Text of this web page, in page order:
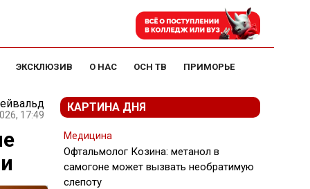
ЭКСКЛЮЗИВ О НАС ОСН ТВ ПРИМОРЬЕ
17:49
КАРТИНА ДНЯ
Медицина
Офтальмолог Козина: метанол в
самогоне может вызвать необратимую
слепоту